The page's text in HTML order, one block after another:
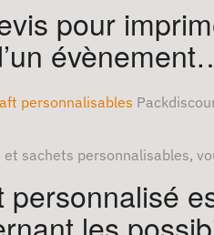
pour
personnalisables
sachets personnalisables,
personnalisé